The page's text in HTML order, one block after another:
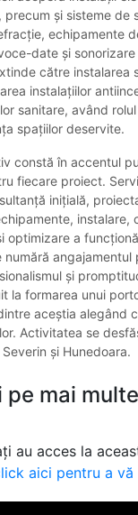
precum și sisteme de
echipamente
date și
către instalarea
instalațiilor
sanitare, având
spațiilor deservite.
constă în accentul
fiecare proiect.
inițială,
instalare,
optimizare a
numără angajamentul
și
la formarea unui
aceștia alegând
Activitatea se
și Hunedoara.
pe mai
au acces la
aici pentru a vă